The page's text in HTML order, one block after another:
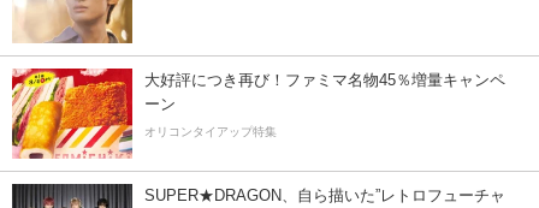
大好評につき再び！ファミマ名物45％増量キャンペ
ーン
オリコンタイアップ特集
SUPER★DRAGON、自ら描いた”レトロフューチャ